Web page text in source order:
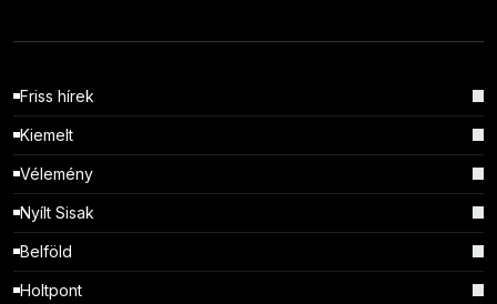
Friss hírek
Kiemelt
Vélemény
Nyílt Sisak
Belföld
Holtpont